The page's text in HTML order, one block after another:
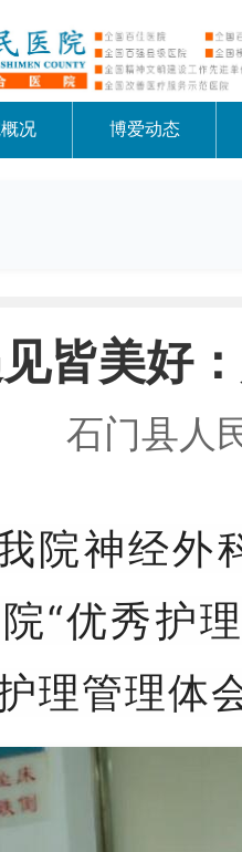
况 博爱动态
皆美好
石门县人
院神经外
“优秀护
理管理体